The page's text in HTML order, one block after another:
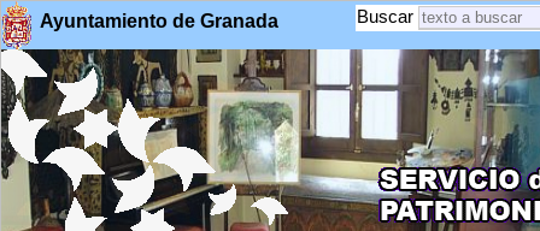
Ayuntamiento de Granada Buscar